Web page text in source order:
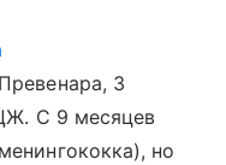
3
С 9 месяцев
но